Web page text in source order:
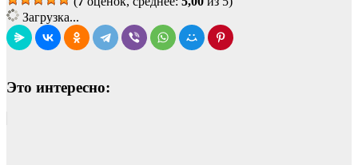
Загрузка...
Это интересно: